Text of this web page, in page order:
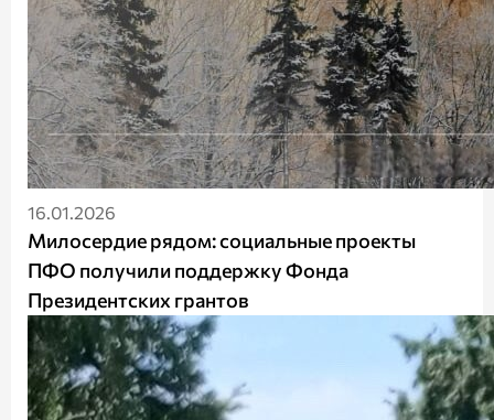
16.01.2026
Милосердие рядом: социальные проекты
ПФО получили поддержку Фонда
Президентских грантов